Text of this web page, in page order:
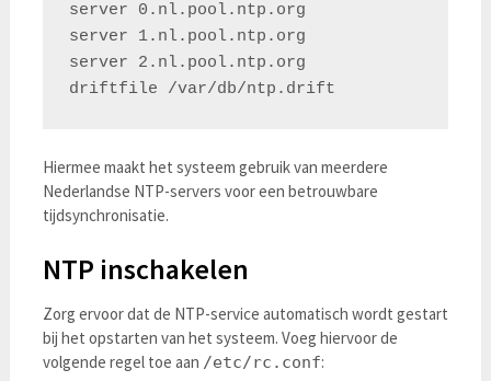
server 0.nl.pool.ntp.org
server 1.nl.pool.ntp.org
server 2.nl.pool.ntp.org
Hiermee maakt het systeem gebruik van meerdere
Nederlandse NTP-servers voor een betrouwbare
tijdsynchronisatie.
NTP inschakelen
Zorg ervoor dat de NTP-service automatisch wordt gestart
bij het opstarten van het systeem. Voeg hiervoor de
volgende regel toe aan /etc/rc.conf: